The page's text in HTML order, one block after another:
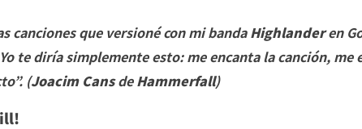
canciones que versioné con mi bandaHighlanderen
te diría simplemente esto: me encanta la canción,
”. (Joacim CansdeHammerfall)